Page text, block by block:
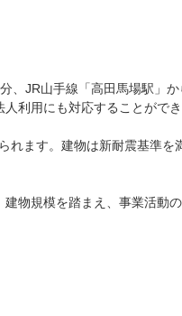
、JR山手線「高田馬場駅」
利用にも対応することができ
れます。建物は新耐震基準を
物規模を踏まえ、事業活動